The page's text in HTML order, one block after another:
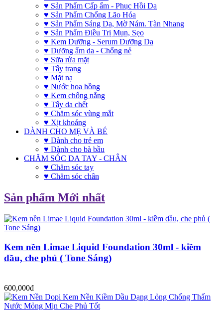
♥ Sản Phẩm Cấp ẩm - Phục Hồi Da
♥ Sản Phẩm Chống Lão Hóa
♥ Sản Phẩm Sáng Da, Mờ Nám. Tàn Nhang
♥ Sản Phẩm Điều Trị Mụn, Sẹo
♥ Kem Dưỡng - Serum Dưỡng Da
♥ Dưỡng ẩm da - Chống nẻ
♥ Sữa rửa mặt
♥ Tẩy trang
♥ Mặt nạ
♥ Nước hoa hồng
♥ Kem chống nắng
♥ Tẩy da chết
♥ Chăm sóc vùng mắt
♥ Xịt khoáng
DÀNH CHO MẸ VÀ BÉ
♥ Dành cho trẻ em
♥ Dành cho bà bầu
CHĂM SÓC DA TAY - CHÂN
♥ Chăm sóc tay
♥ Chăm sóc chân
Sản phẩm Mới nhất
Kem nền Limae Liquid Foundation 30ml - kiềm
dầu, che phủ ( Tone Sáng)
600,000đ